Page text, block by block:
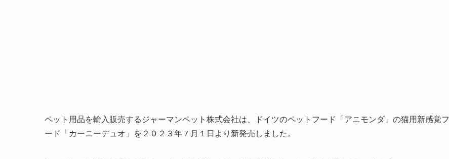
ペット用品を輸入販売するジャーマンペット株式会社は、ドイツのペットフード「アニモンダ」の猫用新感覚フ
ード「カーニーデュオ」を２０２３年７月１日より新発売しました。